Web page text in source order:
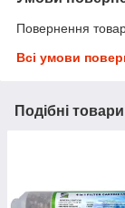
Повернення
Всі умови
Подібні